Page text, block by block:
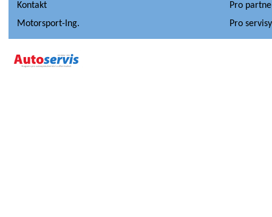
Kontakt
Pro
Motorsport-Ing.
Pro servisy